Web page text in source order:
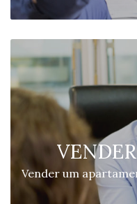
Vender um